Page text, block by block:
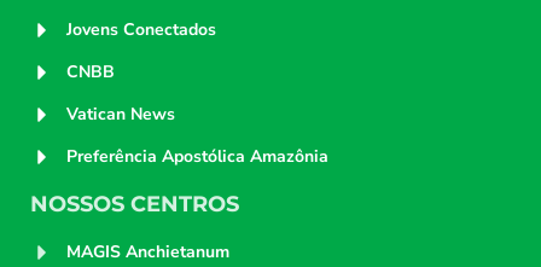
Jovens Conectados
CNBB
Vatican News
Preferência Apostólica Amazônia
NOSSOS CENTROS
MAGIS Anchietanum